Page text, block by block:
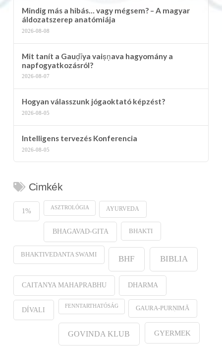
Mindig más a hibás… vagy mégsem? – A magyar
áldozatszerep anatómiája
2026-08-08
Mit tanít a Gauḍīya vaiṣṇava hagyomány a
napfogyatkozásról?
2026-08-07
Hogyan válasszunk jógaoktató képzést?
2026-08-05
Intelligens tervezés Konferencia
2026-08-05
Cimkék
1% ASZTROLÓGIA AYURVEDA
BHAGAVAD-GITA BHAKTI
BHAKTIVEDANTA SWAMI BHF BIBLIA
CAITANYA MAHAPRABHU DHARMA
DÍVALI FENNTARTHATÓSÁG GAURA-PURṆIMĀ
GOVINDA KLUB GYERMEK